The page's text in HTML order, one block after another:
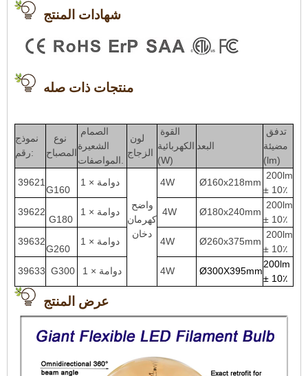
شهادات المنتج
منتجات ذات صله
نموذج
رقم:
المصباح
الشعيرة
الزجاج
الكهربائية
(W)
مضيئة
(lm)
39621
G160
دوامة × 1
واضح
كهرمان
دخان
4W Ø160x218mm
200lm
± 10٪
39622
G180
دوامة × 1 4W Ø180x240mm
200lm
± 10٪
39632
G260
دوامة × 1 4W Ø260x375mm
200lm
± 10٪
39633 G300 دوامة × 1 4W Ø300X395mm
200lm
± 10٪
عرض المنتج